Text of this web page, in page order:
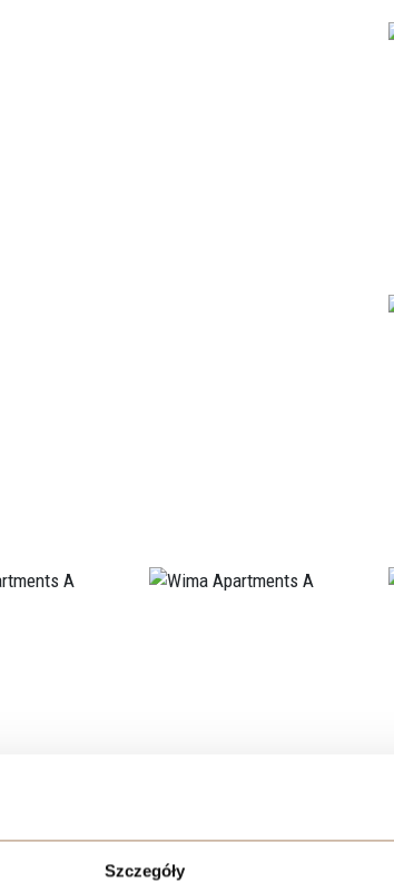
Szczegóły
Localization